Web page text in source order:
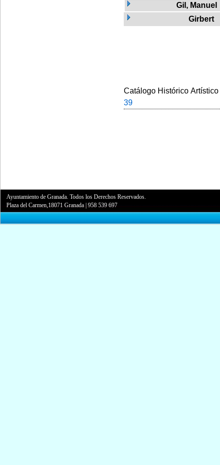
Gil, Manuel
Girbert
Catálogo Histórico
39
Ayuntamiento de Granada. Todos los Derechos Reservados.
Plaza del Carmen,18071 Granada |958 539 697